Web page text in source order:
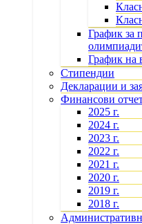
График за
График на
Стипендии
Декларации и
Финансови
2025 г.
2024 г.
2023 г.
2022 г.
2021 г.
2020 г.
2019 г.
2018 г.